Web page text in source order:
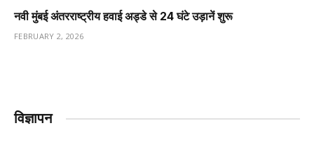
नवी मुंबई अंतरराष्ट्रीय हवाई अड्डे से 24 घंटे उड़ानें शुरू
FEBRUARY 2, 2026
विज्ञापन